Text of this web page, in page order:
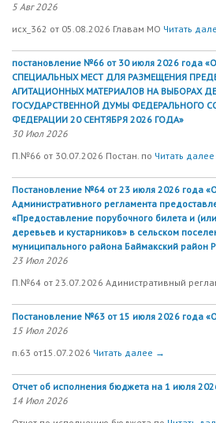
5 Авг 2026
исх_362 от 05.08.2026 Главам МО Читать
постановление №66 от 30 июля 2026 года
СПЕЦИАЛЬНЫХ МЕСТ ДЛЯ РАЗМЕЩЕНИЯ
АГИТАЦИОННЫХ МАТЕРИАЛОВ НА ВЫБОРАХ
ГОСУДАРСТВЕННОЙ ДУМЫ ФЕДЕРАЛЬНОГО
ФЕДЕРАЦИИ 20 СЕНТЯБРЯ 2026 ГОДА»
30 Июл 2026
П.№66 от 30.07.2026 Постан. по Читать
Постановление №64 от 23 июля 2026 года
Административного регламента
«Предоставление порубочного билета и
деревьев и кустарников» в сельском
муниципального района Баймакский район
23 Июл 2026
П.№64 от 23.07.2026 Адинистративный
Постановление №63 от 15 июля 2026 года
15 Июл 2026
п.63 от15.07.2026 Читать далее →
Отчет об исполнения бюджета на 1 июля
14 Июл 2026